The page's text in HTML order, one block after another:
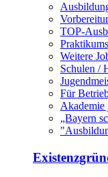
TOP-
Weitere
Schulen /
Für
Akademie
„Bayern